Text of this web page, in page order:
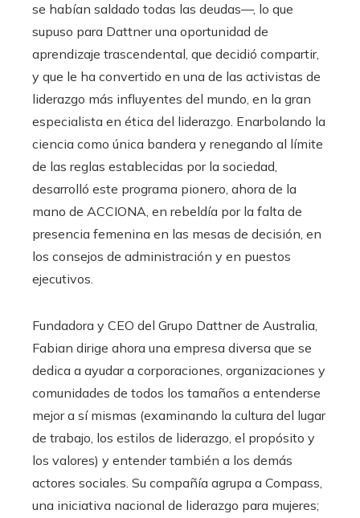
se habían saldado todas las deudas—, lo que
supuso para Dattner una oportunidad de
aprendizaje trascendental, que decidió compartir,
y que le ha convertido en una de las activistas de
liderazgo más influyentes del mundo, en la gran
especialista en ética del liderazgo. Enarbolando la
ciencia como única bandera y renegando al límite
de las reglas establecidas por la sociedad,
desarrolló este programa pionero, ahora de la
mano de ACCIONA, en rebeldía por la falta de
presencia femenina en las mesas de decisión, en
los consejos de administración y en puestos
ejecutivos.
Fundadora y CEO del Grupo Dattner de Australia,
Fabian dirige ahora una empresa diversa que se
dedica a ayudar a corporaciones, organizaciones y
comunidades de todos los tamaños a entenderse
mejor a sí mismas (examinando la cultura del lugar
de trabajo, los estilos de liderazgo, el propósito y
los valores) y entender también a los demás
actores sociales. Su compañía agrupa a Compass,
una iniciativa nacional de liderazgo para mujeres;